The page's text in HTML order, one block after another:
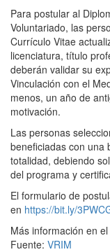
Para postular al
Voluntariado, las
Currículo Vitae
licenciatura, título
deberán validar su
Vinculación con el
menos, un año de
motivación.
Las personas
beneficiadas con una
totalidad, debiendo
del programa y
El formulario de
en https://bit.ly/
Más información en
Fuente: VRIM